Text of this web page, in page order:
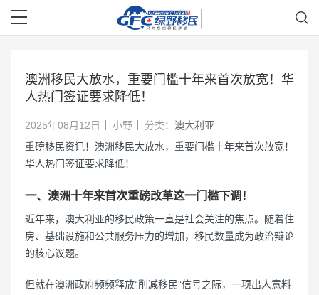
澳洲移民大放水，重要门槛十年来首次放宽！华
人热门签证要求降低！
2025年08月12日 小野 分类： 澳大利亚
重磅移民资讯！澳洲移民大放水，重要门槛十年来首次放宽！
华人热门签证要求降低！
一、澳洲十年来首次重磅改革这一门槛下调！
近年来，澳大利亚的移民政策一直是社会关注的焦点。随着住
房、基础设施和公共服务压力的增加，移民数量成为政治辩论
的核心议题。
但就在澳洲政府频频释放“削减移民”信号之际，一项出人意料